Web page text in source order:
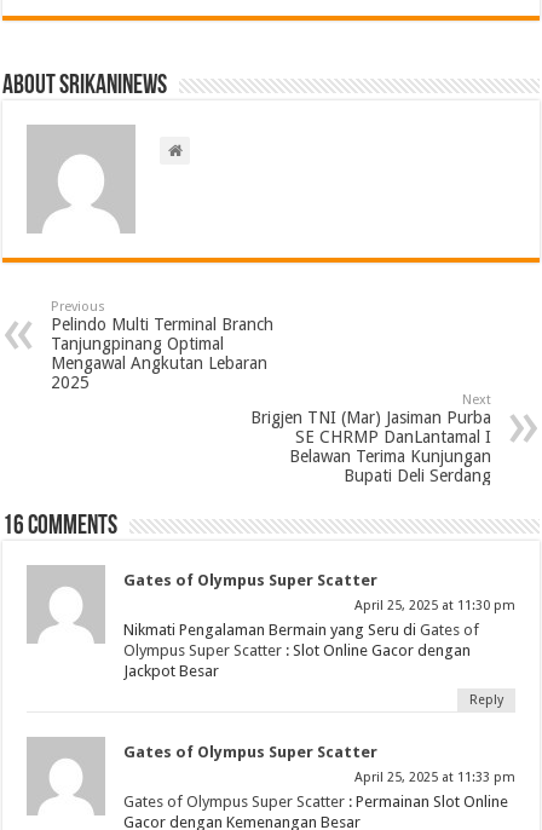
About srikaninews
Previous
Pelindo Multi Terminal Branch
Tanjungpinang Optimal
Mengawal Angkutan Lebaran
2025
Next
Brigjen TNI (Mar) Jasiman Purba
SE CHRMP DanLantamal I
Belawan Terima Kunjungan
Bupati Deli Serdang
16 comments
Gates of Olympus Super Scatter
April 25, 2025 at 11:30 pm
Nikmati Pengalaman Bermain yang Seru diGates of
Olympus Super Scatter : Slot Online Gacor dengan
Jackpot Besar
Reply
Gates of Olympus Super Scatter
April 25, 2025 at 11:33 pm
Gates of Olympus Super Scatter : Permainan Slot Online
Gacor dengan Kemenangan Besar